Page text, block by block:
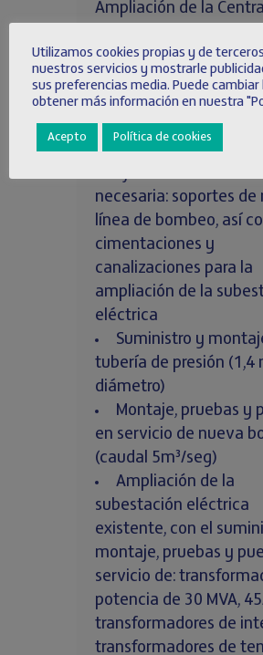
Ampliación de la
instalación de una
de bombeo.
contempladas son:
necesaria: soportes de
línea de bombeo, así
cimentaciones y
canalizaciones para la
ampliación de la
eléctrica
Suministro y
tubería de presión (1,4
diámetro)
Montaje, pruebas y
en servicio de nueva
(caudal 5m³/seg)
Ampliación de la
subestación eléctrica
existente, con el
montaje, pruebas y
servicio de:
potencia de 30 MVA,
transformadores de
transformadores de
Utilizamos cookies propias y de
nuestros servicios y mostrarle
sus preferencias media. Puede cambiar
obtener más información en nuestra
Acepto Política de cookies